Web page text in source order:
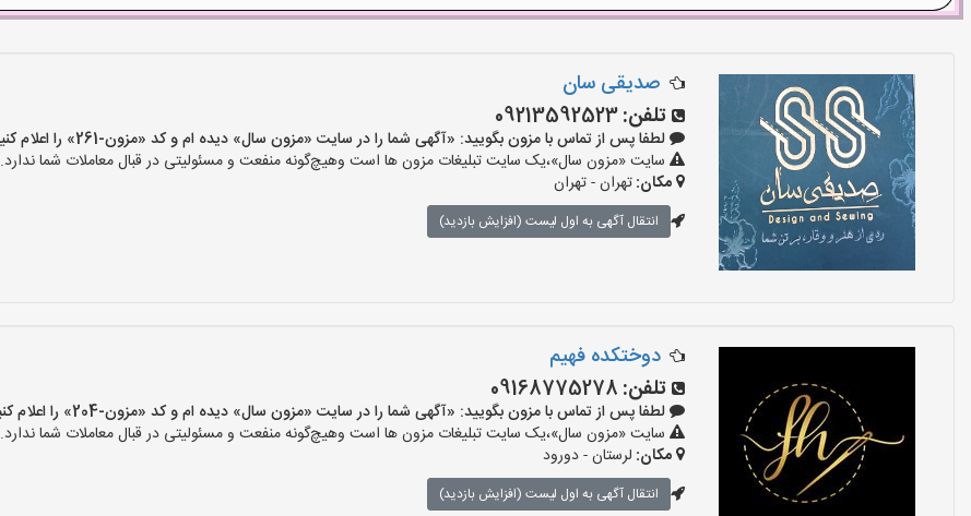
صدیقی سان
تلفن:09213592523
لطفا پس از تماس با مزون بگویید: «آگهی شما را در سایت «مزون سال» دیده ام و کد «مزون-261» را اعلام کنید»
سایت «مزون سال»،یک سایت تبلیغات مزون ها است وهیچ‌گونه منفعت و مسئولیتی در قبال معاملات شما ندارد.
مکان:تهران - تهران
انتقال آگهی به اول لیست (افزایش بازدید)
دوختکده فهیم
تلفن: 09168775278
لطفا پس از تماس با مزون بگویید: «آگهی شما را در سایت «مزون سال» دیده ام و کد «مزون-204» را اعلام کنید»
سایت «مزون سال»،یک سایت تبلیغات مزون ها است وهیچ‌گونه منفعت و مسئولیتی در قبال معاملات شما ندارد.
مکان: لرستان - دورود
انتقال آگهی به اول لیست (افزایش بازدید)